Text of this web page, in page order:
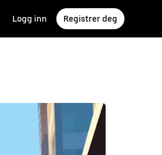
Logg inn Registrer deg